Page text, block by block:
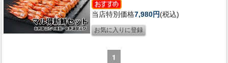
当店特別価格7,980円(税込)
1